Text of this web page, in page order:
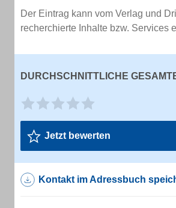
Der Eintrag kann vom Verlag und
recherchierte Inhalte bzw. Services
DURCHSCHNITTLICHE
Jetzt bewerten
Kontakt im Adressbuch